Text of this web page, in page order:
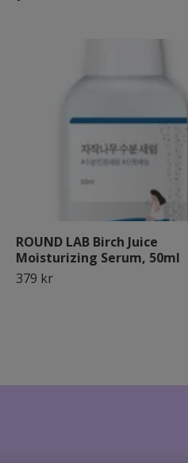
ROUND LAB Birch Juice
Moisturizing Serum, 50ml
379 kr